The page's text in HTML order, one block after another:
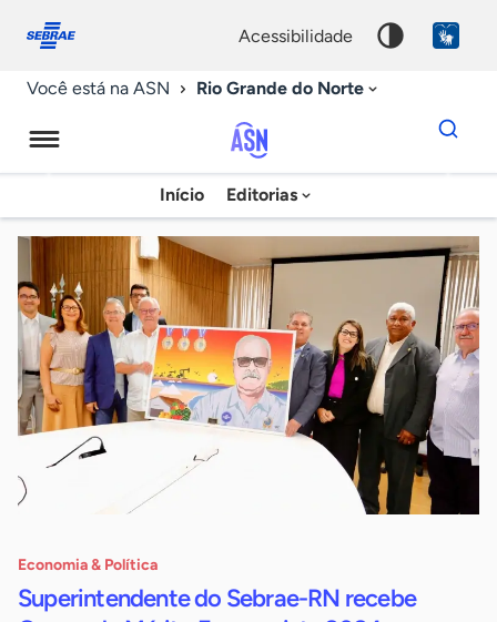
conosco
acessibilidade
Você está na ASN Rio Grande do Norte
Agência
Sebrae
de
Notícias
Início Editorias
Dados
para
chave
Economia & Política
Superintendente do Sebrae-RN recebe